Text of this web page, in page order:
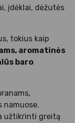
įdėklai, dėžutės
tokius kaip
aromatinės
baro
namuose.
užtikrinti greitą